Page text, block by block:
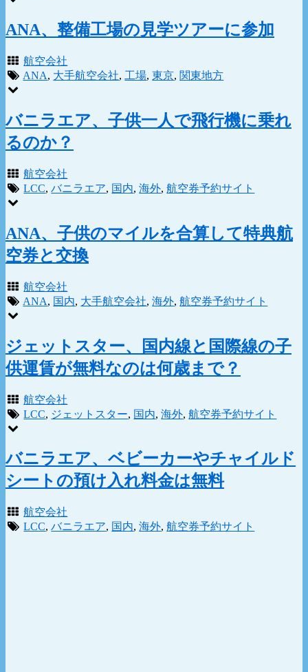
ANA、整備工場の見学ツアーに参加
航空会社
ANA, 大手航空会社, 工場,東京, 関東地方
バニラエア、子供一人で飛行機に乗れ
るのか？
航空会社
LCC,バニラエア, 国内,海外,航空券予約サイト
ANA、子供のマイルを合算して特典航
空券と交換
航空会社
ANA, 国内, 大手航空会社,海外,航空券予約サイト
ジェットスター、国内線と国際線の子
供運賃が無料なのは何歳まで？
航空会社
LCC, ジェットスター, 国内,海外,航空券予約サイト
バニラエア、ベビーカーやチャイルド
シートの預け入れ料金は無料
航空会社
LCC,バニラエア, 国内,海外,航空券予約サイト